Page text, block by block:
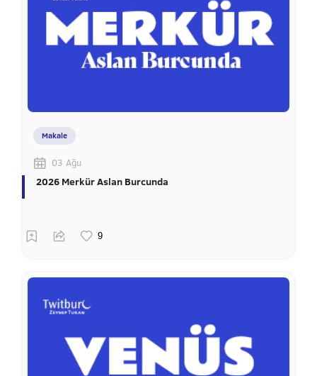
Makale
03 Ağu
2026 Merkür Aslan Burcunda